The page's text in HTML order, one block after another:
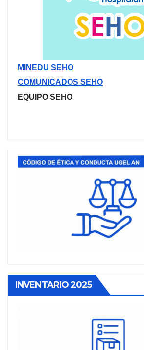
MINEDU SEHO
COMUNICADOS SEHO
EQUIPO SEHO
INVENTARIO 2025